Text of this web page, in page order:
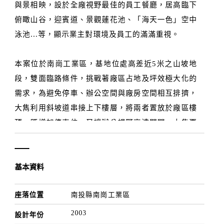
與景相映，設於全廠視野最佳的員工餐廳，居高臨下
俯瞰山谷，迎賓道、景觀蓮花池、「海天一色」空中
泳池…等，顯示業主對環境及員工的滿滿重視。
本案位於南崗工業區，基地位處高差近5米之山坡地
段，雙面臨路條件，挑戰著廠區占地及坪效極大化的
需求，為避免停車、辦公空間與廠房空間相互排擠，
大雋利用斜坡道串接上下樓層，將兩者置放於廠區樓
頂，既增加停車位，又讓辦公視野高遠開闊。大雋更
遠方，喜逢麒「麟」(波光粼粼)，寓意劍麟為產業領
基本資料
座落位置 南投縣南崗工業區
設計年份 2003